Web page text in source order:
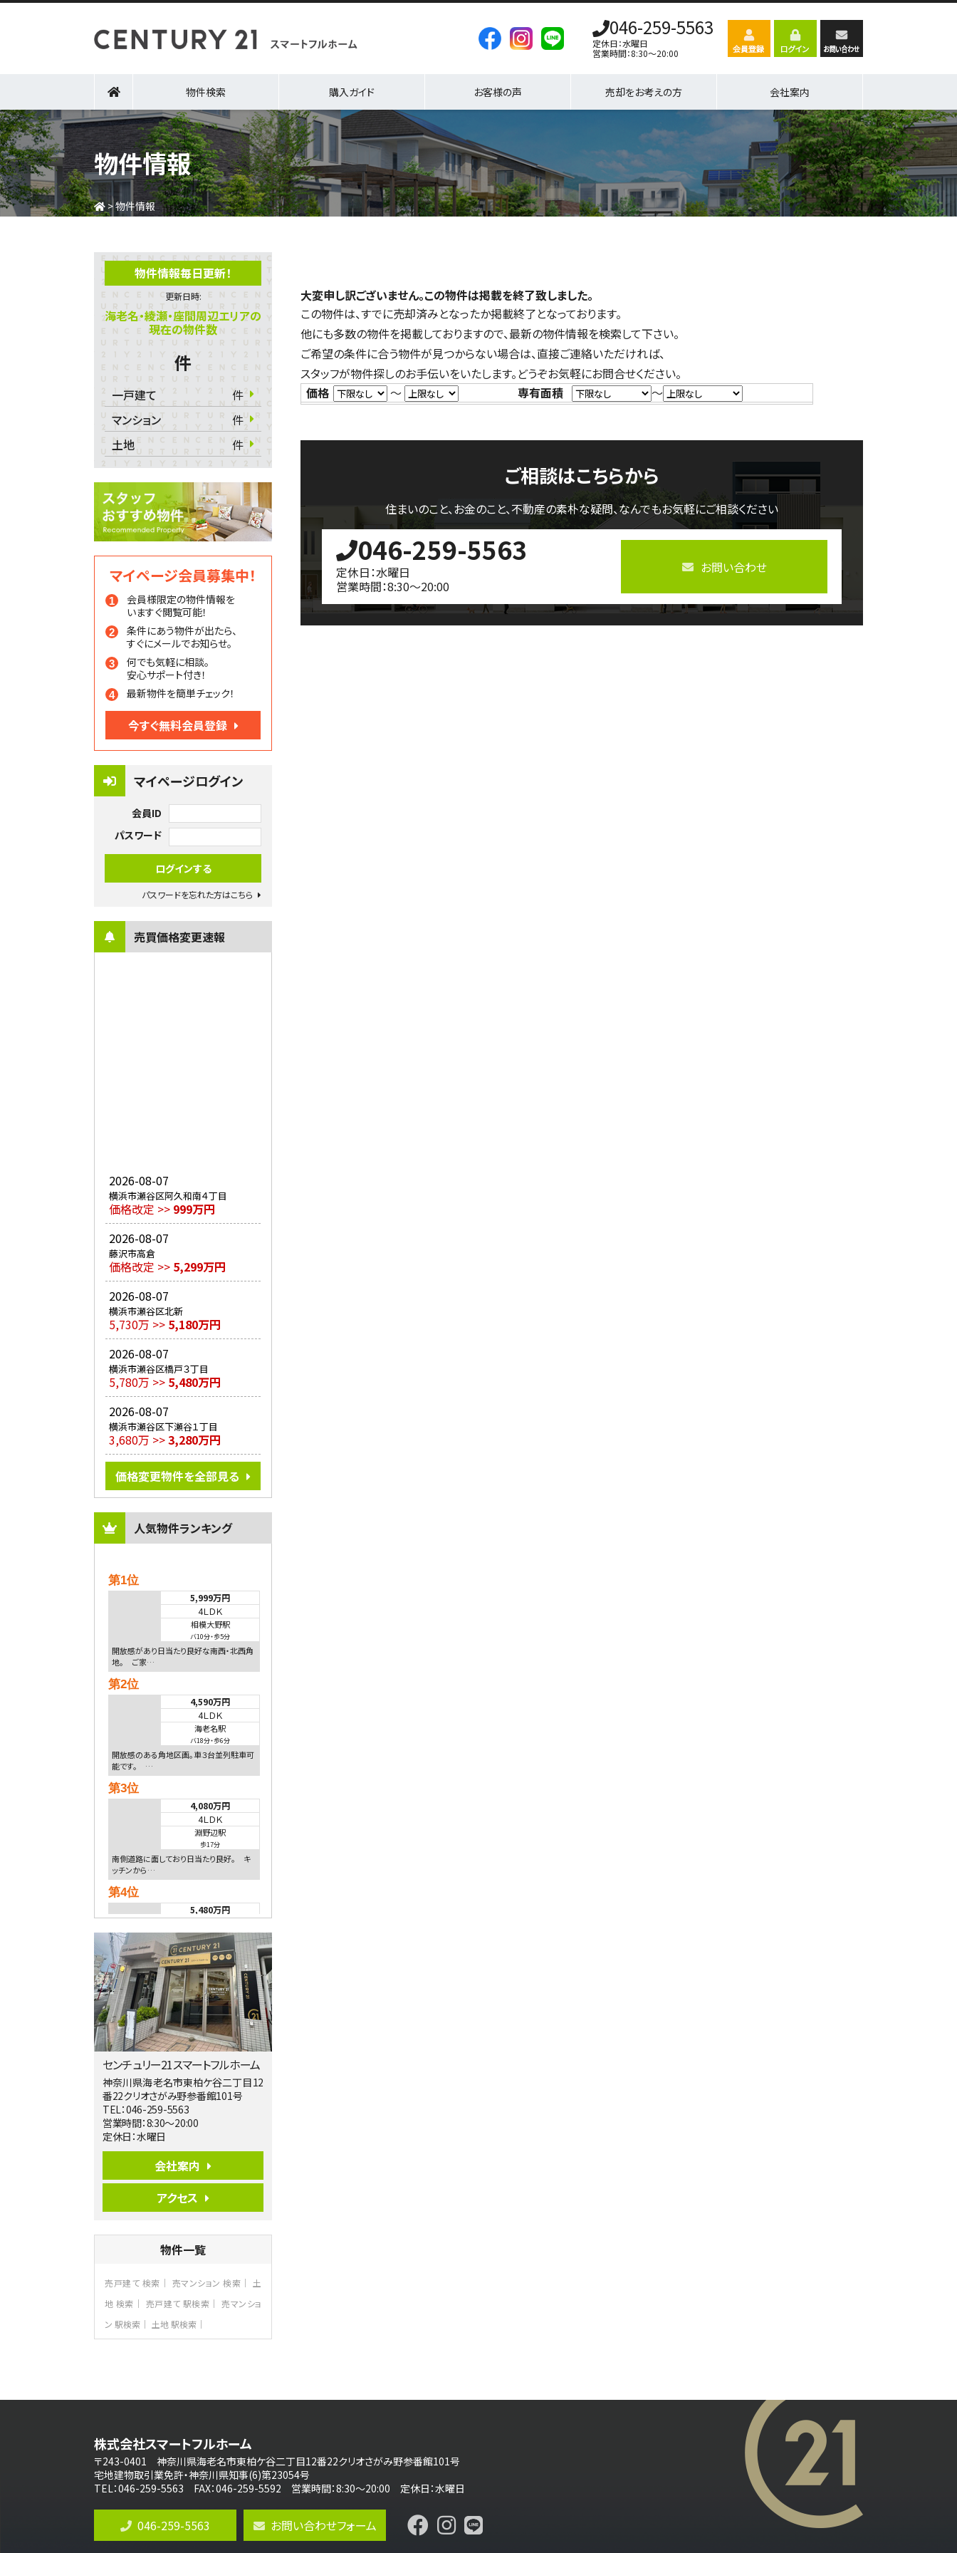
046-259-5563
定休日：水曜日
営業時間：8:30～20:00
物件検索 購入ガイド お客様の声 売却をお考えの方 会社案内
物件情報
>物件情報
物件情報毎日更新！
更新日時:
海老名・綾瀬・座間周辺エリアの
現在の物件数
件
一戸建て
件
マンション
件
土地
件
マイページ会員募集中！
会員様限定の物件情報を
いますぐ閲覧可能！
条件にあう物件が出たら、
すぐにメールでお知らせ。
何でも気軽に相談。
安心サポート付き！
最新物件を簡単チェック！
今すぐ無料会員登録
マイページログイン
会員ID
パスワード
パスワードを忘れた方はこちら
売買価格変更速報
2026-08-07
横浜市瀬谷区阿久和南４丁目
価格改定 >> 999万円
2026-08-07
藤沢市高倉
価格改定 >> 5,299万円
2026-08-07
横浜市瀬谷区北新
5,730万 >> 5,180万円
2026-08-07
横浜市瀬谷区橋戸３丁目
5,780万 >> 5,480万円
2026-08-07
横浜市瀬谷区下瀬谷１丁目
3,680万 >>3,280万円
価格変更物件を全部見る
人気物件ランキング
第1位
5,999万円
4ＬＤＫ
相模大野駅
バ10分・歩5分
開放感があり日当たり良好な南西・北西角
地。 ご家…
第2位
4,590万円
4ＬＤＫ
海老名駅
バ18分・歩6分
開放感のある角地区画。車３台並列駐車可
能です。 …
第3位
4,080万円
4ＬＤＫ
淵野辺駅
歩17分
南側道路に面しており日当たり良好。 キ
ッチンから…
第4位
5,480万円
相模大野駅
バ9分・ 歩4分
２０１５年６月築、積水ハウス施工住宅で
す。 南東…
第5位
3,680万円
4ＬＤＫ
橋本駅
バ19分・歩8分
開放感があり日当たり良好な南西・北西角
地区画。 …
第6位
3,680万円
4ＳＬＤＫ
リビングダイニング部分の床暖房完備 車
並列2台駐…
4ＬＤＫ
さがみ野駅
る広さ…
第8位
3,598万円
4ＬＤＫ
4ＬＤＫ
桜ヶ丘駅
バ14分 ・歩4分
LDK約20帖とゆとりある広さ！WIC、SIC
の…
3,990万円
センチュリー21スマートフルホーム
神奈川県海老名市東柏ケ谷二丁目12
番22クリオさがみ野参番館101号
TEL：046-259-5563
営業時間：8:30～20:00
定休日：水曜日
会社案内
アクセス
物件一覧
売戸建て 検索 売マンション 検索
土
地 検索
売戸建て 駅検索
売マンショ
ン 駅検索
土地 駅検索
大変申し訳ございません。この物件は掲載を終了致しました。
この物件は、すでに売却済みとなったか掲載終了となっております。
他にも多数の物件を掲載しておりますので、最新の物件情報を検索して下さい。
ご希望の条件に合う物件が見つからない場合は、直接ご連絡いただければ、
スタッフが物件探しのお手伝いをいたします。どうぞお気軽にお問合せください。
価格
～ 専有面積 ～
ご相談はこちらから
住まいのこと、お金のこと、不動産の素朴な疑問、なんでもお気軽にご相談ください
046-259-5563
定休日：水曜日
営業時間：8:30～20:00
お問い合わせ
株式会社スマートフルホーム
〒243-0401 神奈川県海老名市東柏ケ谷二丁目12番22クリオさがみ野参番館101号
宅地建物取引業免許・神奈川県知事(6)第23054号
TEL：046-259-5563 FAX：046-259-5592 営業時間：8:30～20:00 定休日：水曜日
046-259-5563 お問い合わせフォーム